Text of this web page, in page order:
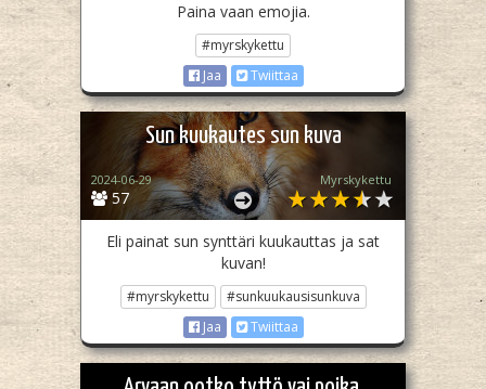
Paina vaan emojia.
#myrskykettu
Jaa
Twiittaa
Sun kuukautes sun kuva
57
2024-06-29 Myrskykettu
Eli painat sun synttäri kuukauttas ja sat
kuvan!
#myrskykettu
#sunkuukausisunkuva
Jaa
Twiittaa